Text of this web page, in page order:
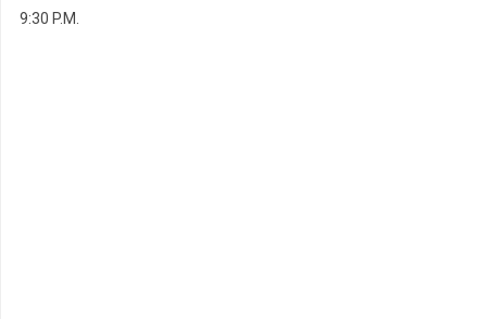
9:30 P.M.